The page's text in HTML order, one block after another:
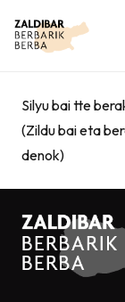
Silyu bai tte
(Zildu bai eta
denok)